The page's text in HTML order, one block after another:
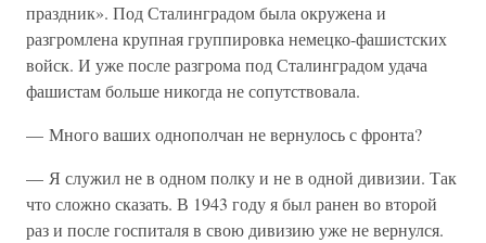
праздник». Под Сталинградом была окружена и
разгромлена крупная группировка немецко-фашистских
войск. И уже после разгрома под Сталинградом удача
фашистам больше никогда не сопутствовала.
— Много ваших однополчан не вернулось с фронта?
— Я служил не в одном полку и не в одной дивизии. Так
что сложно сказать. В 1943 году я был ранен во второй
раз и после госпиталя в свою дивизию уже не вернулся.